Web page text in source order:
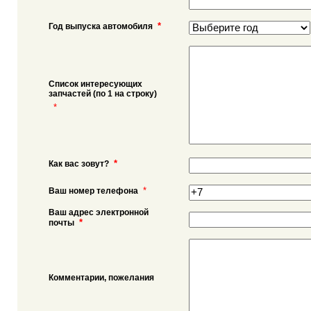
Год выпуска автомобиля *
Список интересующих
запчастей (по 1 на строку)
*
Как вас зовут? *
Ваш номер телефона *
Ваш адрес электронной
почты *
Комментарии, пожелания